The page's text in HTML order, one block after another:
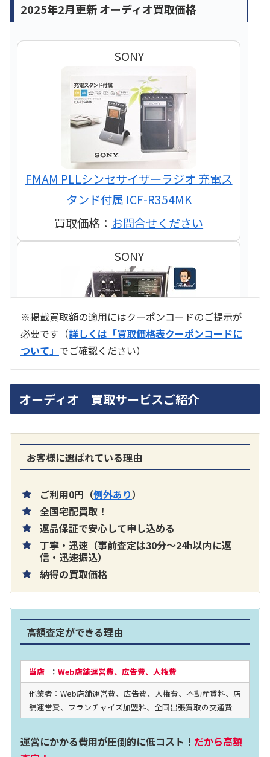
2025年2月更新 オーディオ買取価格
SONY
FMAM PLLシンセサイザーラジオ 充電ス
タンド付属 ICF-R354MK
買取価格： お問合せください
SONY
買取価格：お問合せください
SONY
片耳巻き取りイヤホン内蔵ラジオ SRF-
2024年12月更新 オーディオ買取価格
LUXKIT
※掲載買取額の適用にはクーポンコードのご提示が
必要です（詳しくは「買取価格表クーポンコードに
ついて」 でご確認ください）
オーディオ 買取サービスご紹介
お客様に選ばれている理由
ご利用0円（例外あり）
全国宅配買取！
返品保証で安心して申し込める
丁寧・迅速（事前査定は30分～24h以内に返
信・迅速振込）
納得の買取価格
高額査定ができる理由
当店： Web店舗運営費、広告費、人権費
他業者：Web店舗運営費、広告費、人権費、不動産賃料、店
舗運営費、フランチャイズ加盟料、全国出張買取の交通費
運営にかかる費用が圧倒的に低コスト！ だから高額